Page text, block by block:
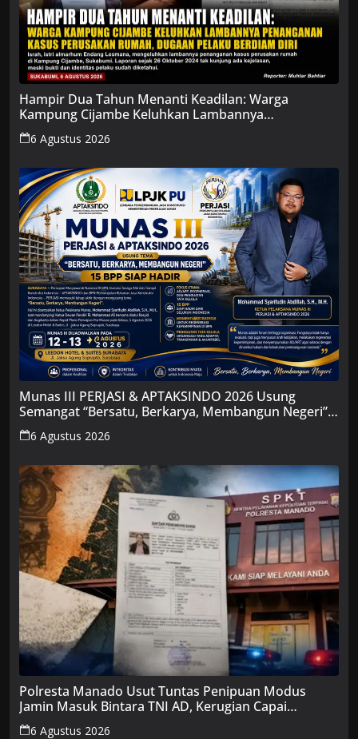
Hampir Dua Tahun Menanti Keadilan: Warga
Kampung Cijambe Keluhkan Lambannya
Penanganan Kasus Perusakan Rumah, Dugaan
Pelaku Berdiam Diri
6 Agustus 2026
Munas III PERJASI & APTAKSINDO 2026 Usung
Semangat “Bersatu, Berkarya, Membangun Negeri”,
15 BPP Siap Hadir
6 Agustus 2026
Polresta Manado Usut Tuntas Penipuan Modus
Jamin Masuk Bintara TNI AD, Kerugian Capai
Ratusan Juta
6 Agustus 2026